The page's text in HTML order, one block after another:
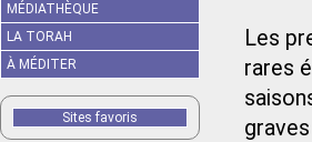
Les
rares
MÉDIATHÈQUE
LA TORAH
À MÉDITER
Sites favoris